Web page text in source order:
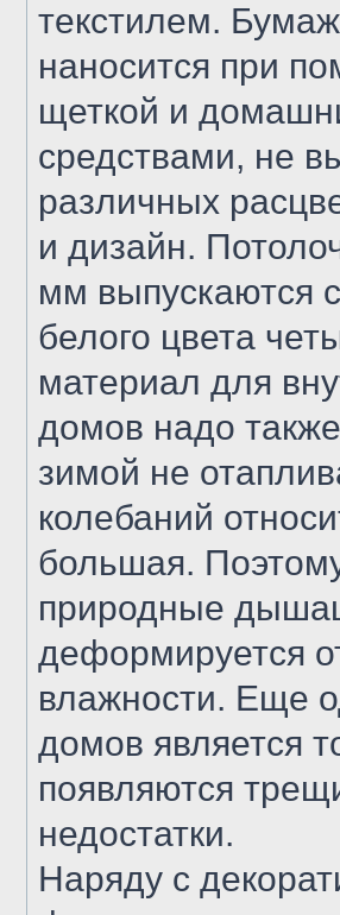
текстилем.
наносится при
щеткой и
средствами, не
различных
и дизайн.
мм выпускаются
белого цвета
материал для
домов надо
зимой не
колебаний
большая.
природные
деформируется
влажности. Еще
домов является
появляются
недостатки.
Наряду с